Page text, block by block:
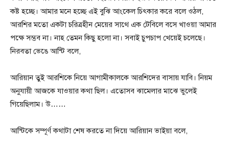
কষ্ট হচ্ছে। আমার মনে হচ্ছে এই বুঝি আংকেল চিৎকার করে বলে ওঠল,
আরশির মতো একটা চরিত্রহীন মেয়ের সাথে এক টেবিলে বসে খাওয়া আমার
পক্ষে সম্ভব না। নাহ তেমন কিছু হলো না। সবাই চুপচাপ খেয়েই চলেছে।
নিরবতা ভেঙে আন্টি বলে,
আরিয়ান তুই আরশিকে নিয়ে আগামীকালকে আরশিদের বাসায় যাবি। নিয়ম
অনুযায়ী আজকে যাওয়ার কথা ছিল। এতোসব ঝামেলার মাঝে ভুলেই
গিয়েছিলাম। উ……
আন্টিকে সম্পূর্ণ কথাটা শেষ করতে না দিয়ে আরিয়ান ভাইয়া বলে,